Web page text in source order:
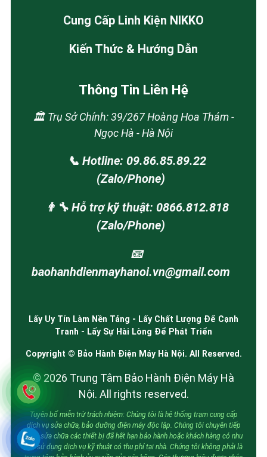
Cung Cấp Linh Kiện NIKKO
Kiến Thức & Hướng Dẫn
Thông Tin Liên Hệ
🏛️ Trụ Sở Chính: 39/267 Hoàng Hoa Thám -
Ngọc Hà - Hà Nội
📞 Hotline: 09.86.85.89.22
(Zalo/Phone)
👨‍🔧 Hỗ trợ kỹ thuật: 0866.812.818
(Zalo/Phone)
📧
baohanhdienmayhanoi.vn@gmail.com
Lấy Uy Tín Làm Nền Tảng - Lấy Chất Lượng Để Cạnh
Tranh - Lấy Sự Hài Lòng Để Phát Triển
Copyright © Bảo Hành Điện Máy Hà Nội. All Reserved.
© 2026 Trung Tâm Bảo Hành Điện Máy Hà
Nội. All rights reserved.
Tuyên bố miễn trừ trách nhiệm: Chúng tôi là hệ thống trạm cung cấp
dịch vụ sửa chữa, bảo dưỡng điện máy độc lập. Chúng tôi chuyên tiếp
nhận sửa chữa các thiết bị đã hết hạn bảo hành hoặc khách hàng có nhu
cầu sử dụng dịch vụ kỹ thuật có thu phí tại nhà. Chúng tôi không phải là